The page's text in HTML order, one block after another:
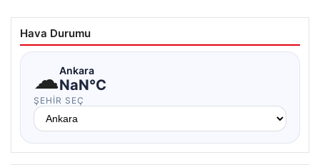
Hava Durumu
☁Ankara
NaN°C
ŞEHIR SEÇ